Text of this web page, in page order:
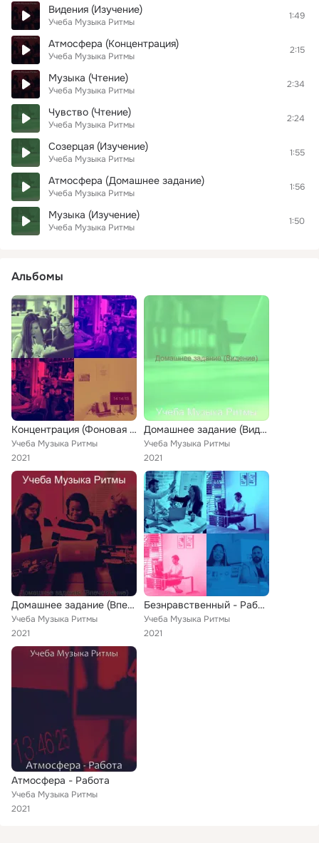
Видения (Изучение)
Учеба Музыка Ритмы
1:49
Атмосфера (Концентрация)
Учеба Музыка Ритмы
2:15
Музыка (Чтение)
Учеба Музыка Ритмы
2:34
Чувство (Чтение)
Учеба Музыка Ритмы
2:24
Созерцая (Изучение)
Учеба Музыка Ритмы
1:55
Атмосфера (Домашнее задание)
Учеба Музыка Ритмы
1:56
Музыка (Изучение)
Учеба Музыка Ритмы
1:50
Альбомы
Концентрация (Фоновая Музыка)
Учеба Музыка Ритмы
2021
Домашнее задание (Видение)
Учеба Музыка Ритмы
2021
Домашнее задание (Впечатление)
Учеба Музыка Ритмы
2021
Безнравственный - Работа
Учеба Музыка Ритмы
2021
Атмосфера - Работа
Учеба Музыка Ритмы
2021